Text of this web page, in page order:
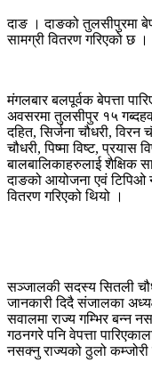
दाङ । दाङको तुलसीपुरमा
सामग्री वितरण गरिएको छ ।
मंगलबार बलपूर्वक बेपत्ता
अवसरमा तुलसीपुर १५
दहित, सिर्जना चौधरी, विरन
चौधरी, पिष्मा विष्ट, प्रयास
बालबालिकाहरुलाई शैक्षिक
दाङको आयोजना एवं टिपिओ
वितरण गरिएको थियो ।
सञ्जालकी सदस्य सितली
जानकारी दिदै संजालका
सवालमा राज्य गम्भिर बन्न
गठनगरे पनि वेपत्ता
नसक्नु राज्यको ठुलो कम्जोरी